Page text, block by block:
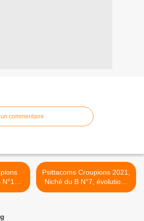
commentaire
Psittacoms Croupions 2021,
Niché du B N°7, évolutions
des panachés >